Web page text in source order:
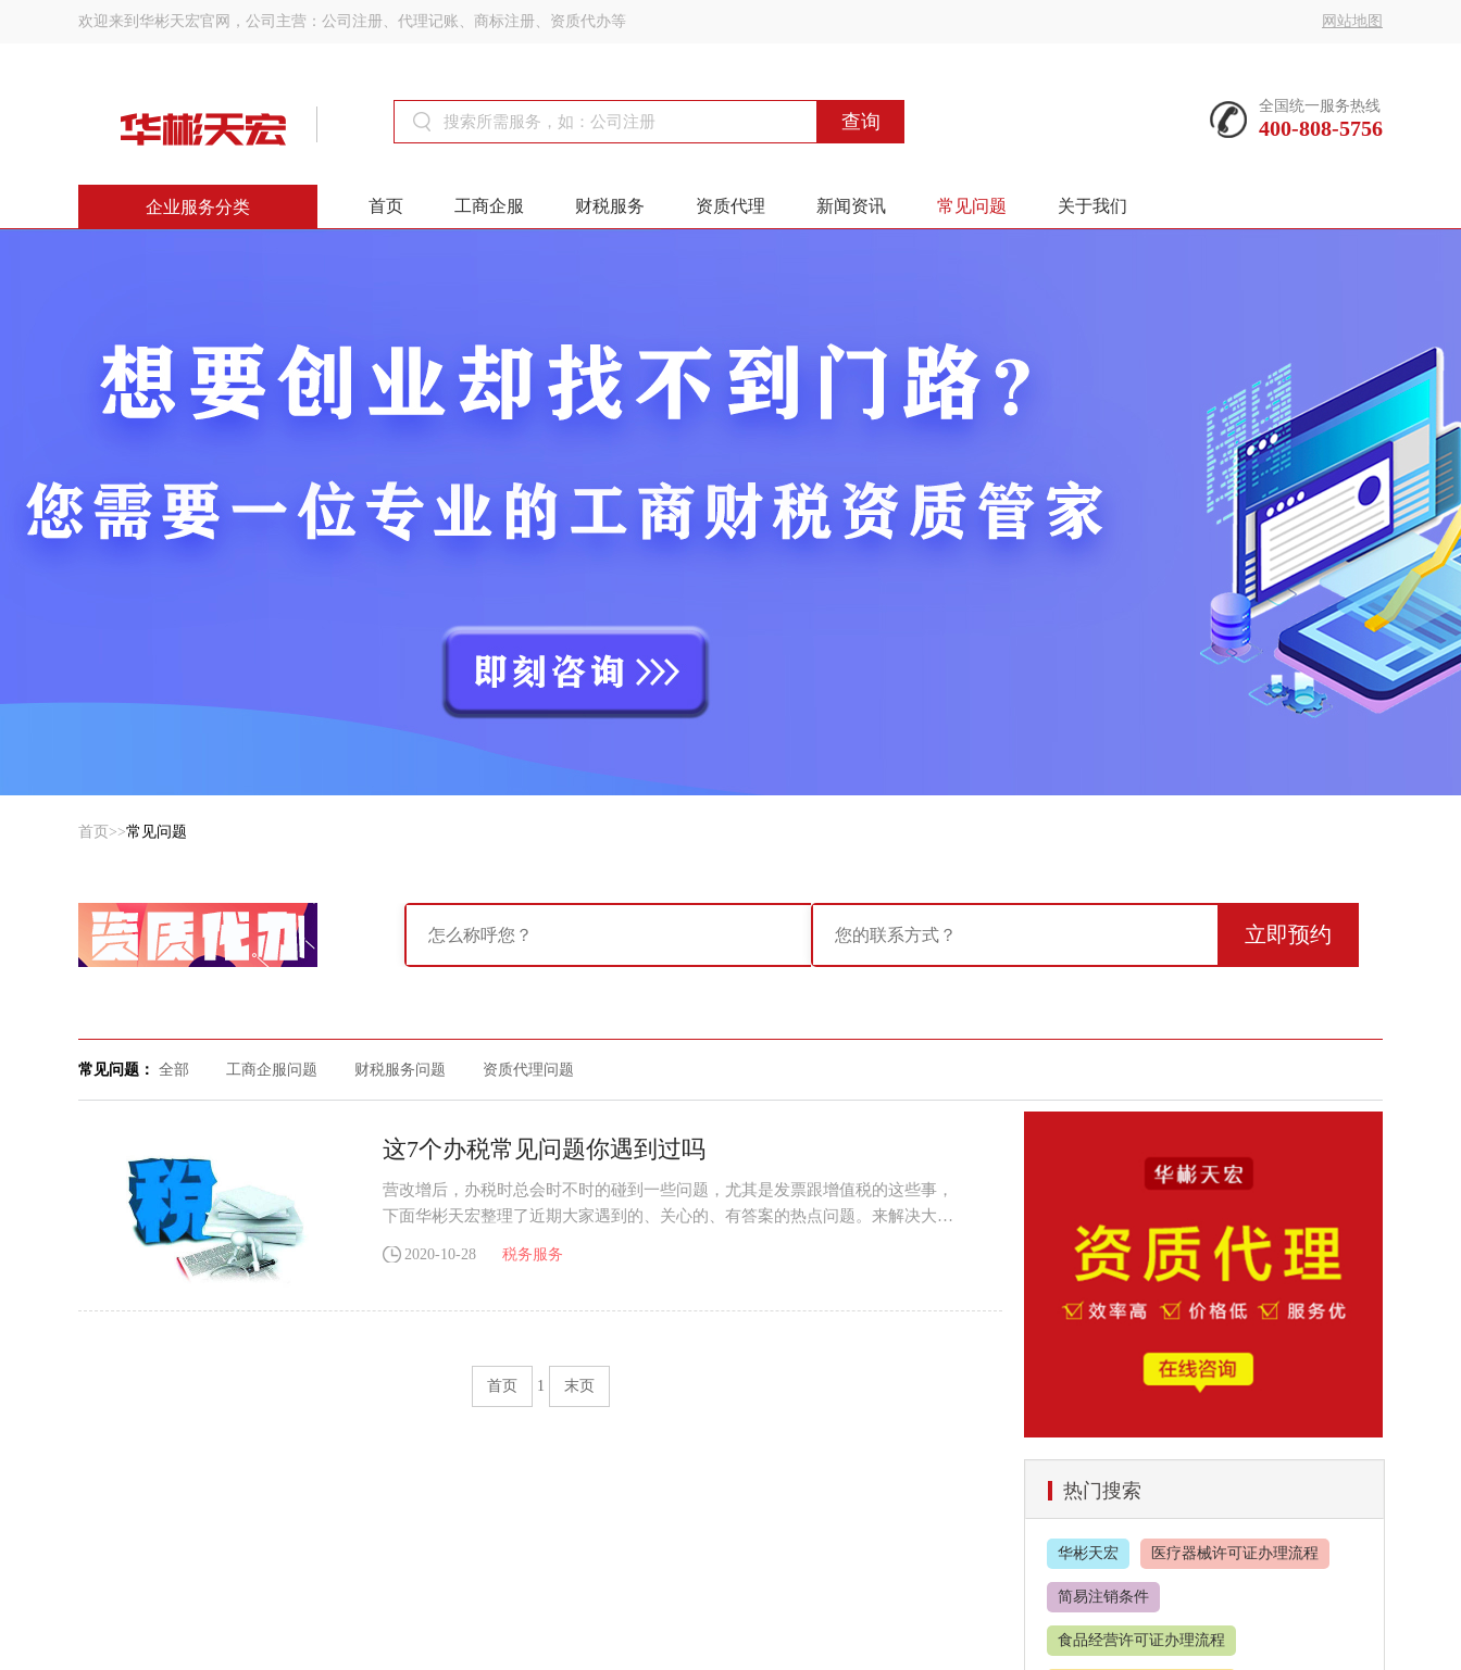
欢迎来到华彬天宏官网，公司主营：公司注册、代理记账、商标注册、资质代办等 网站地图
全国统一服务热线
400-808-5756
查询
企业服务分类 首页 工商企服 财税服务 资质代理 新闻资讯 常见问题 关于我们
首页 >>常见问题
常见问题： 全部 工商企服问题 财税服务问题 资质代理问题
这7个办税常见问题你遇到过吗
营改增后，办税时总会时不时的碰到一些问题，尤其是发票跟增值税的这些事，
下面华彬天宏整理了近期大家遇到的、关心的、有答案的热点问题。来解决大家
2020-10-28 税务服务
首页 1 末页
热门搜索
华彬天宏 医疗器械许可证办理流程
简易注销条件
食品经营许可证办理流程